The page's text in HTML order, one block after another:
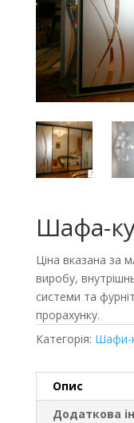
Шафа-
Ціна вказана за
виробу,
системи та
прорахунку.
Категорія: Шафи-
Опис
Додаткова